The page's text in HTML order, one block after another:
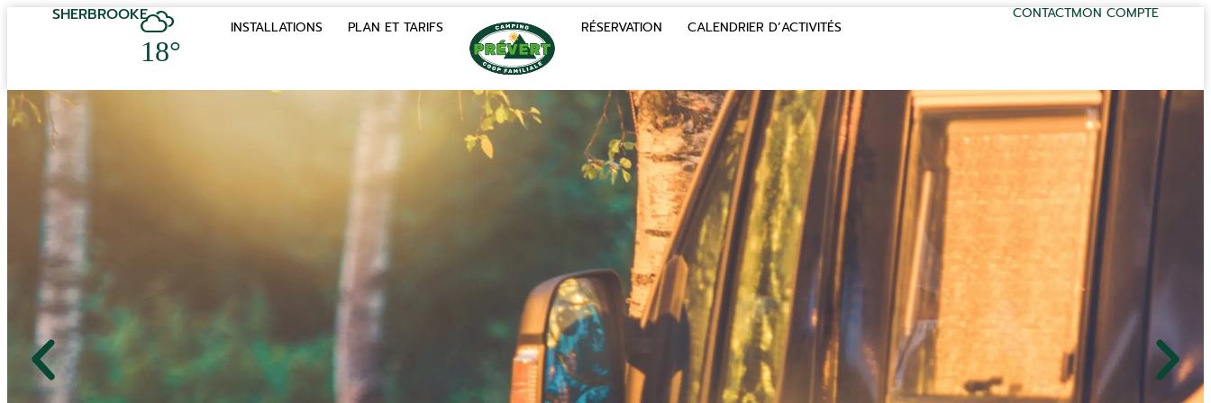
SHERBROOKE
18°
INSTALLATIONS PLAN ET TARIFS RÉSERVATION CALENDRIER D’ACTIVITÉS
MON COMPTE
CONTACT